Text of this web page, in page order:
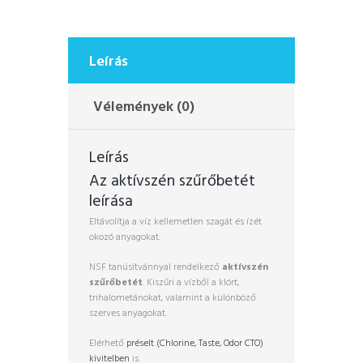
Leírás
Vélemények (0)
Leírás
Az aktívszén szűrőbetét
leírása
Eltávolítja a víz kellemetlen szagát és ízét
okozó anyagokat.
NSF tanúsítvánnyal rendelkező aktívszén
szűrőbetét. Kiszűri a vízből a klórt,
trihalometánokat, valamint a különböző
szerves anyagokat.
Elérhető préselt (Chlorine, Taste, Odor CTO)
kivitelben is.